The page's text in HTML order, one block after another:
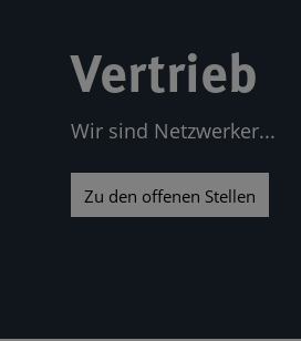
Vertrieb
Wir sind Netzwerker...
Zu den offenen Stellen